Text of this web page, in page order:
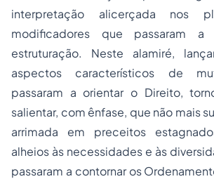
interpretação alicerçada nos
modificadores que passaram
estruturação. Neste alamiré,
aspectos característicos de
passaram a orientar o Direito,
salientar, com ênfase, que não mais
arrimada em preceitos
alheios às necessidades e às
passaram a contornar os